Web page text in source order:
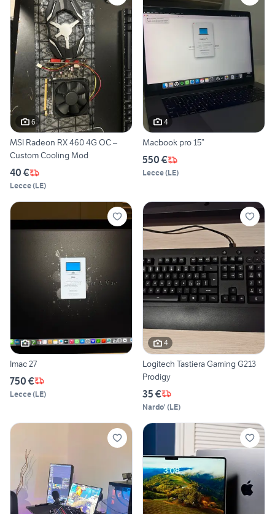
6
MSI Radeon RX 460 4G OC –
Custom Cooling Mod
40 €
Lecce(LE)
4
Macbook pro 15”
550 €
Lecce(LE)
2
Imac 27
750 €
Lecce(LE)
4
Logitech Tastiera Gaming G213
Prodigy
35 €
Nardo' (LE)